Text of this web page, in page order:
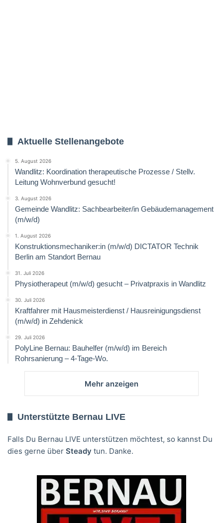
Aktuelle Stellenangebote
5. August 2026
Wandlitz: Koordination therapeutische Prozesse / Stellv.
Leitung Wohnverbund gesucht!
3. August 2026
Gemeinde Wandlitz: Sachbearbeiter/in Gebäudemanagement
(m/w/d)
1. August 2026
Konstruktionsmechaniker:in (m/w/d) DICTATOR Technik
Berlin am Standort Bernau
31. Juli 2026
Physiotherapeut (m/w/d) gesucht – Privatpraxis in Wandlitz
30. Juli 2026
Kraftfahrer mit Hausmeisterdienst / Hausreinigungsdienst
(m/w/d) in Zehdenick
29. Juli 2026
PolyLine Bernau: Bauhelfer (m/w/d) im Bereich
Rohrsanierung – 4-Tage-Wo.
Mehr anzeigen
Unterstützte Bernau LIVE
Falls Du Bernau LIVE unterstützen möchtest, so kannst Du
dies gerne über Steady tun. Danke.